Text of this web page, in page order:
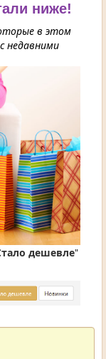
ниже!
в этом
недавними
дешевле"